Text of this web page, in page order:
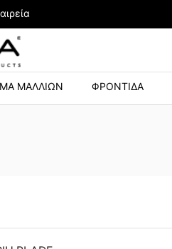
άνω των 60€
ΜΑΛΛΙΩΝ ΦΡΟΝΤΙΔΑ